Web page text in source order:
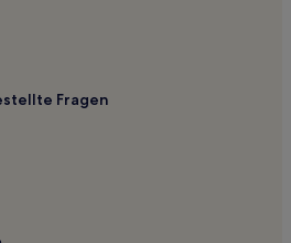
in Narita
Mimomi
Kamatori
Fragen